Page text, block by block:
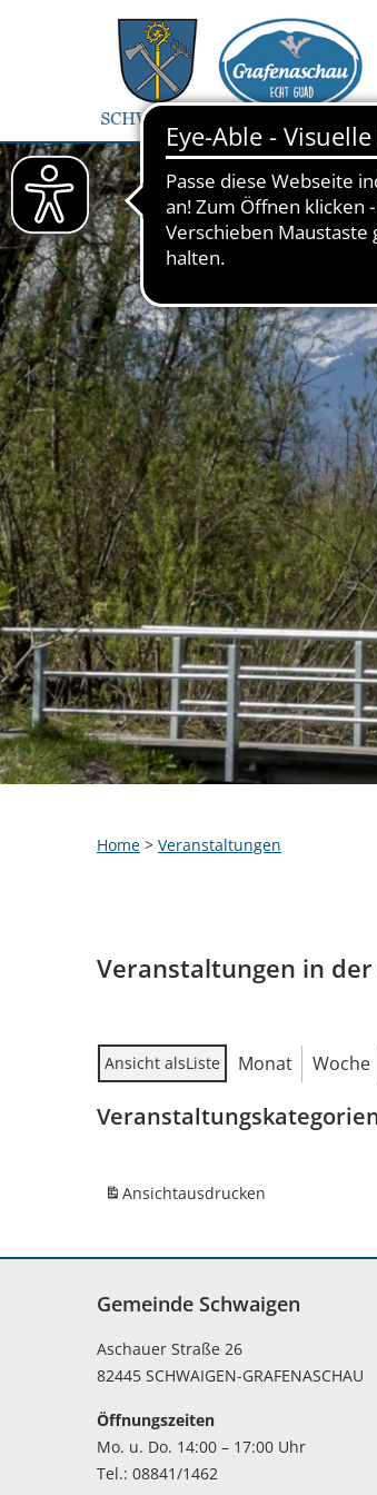
Home > Veranstaltungen
Veranstaltungen in
Ansicht alsListe Monat Woche
Ansichtausdrucken
Gemeinde Schwaigen
Aschauer Straße 26
82445 SCHWAIGEN-GRAFENASCHAU
Öffnungszeiten
Mo. u. Do. 14:00 – 17:00 Uhr
Tel.: 08841/1462